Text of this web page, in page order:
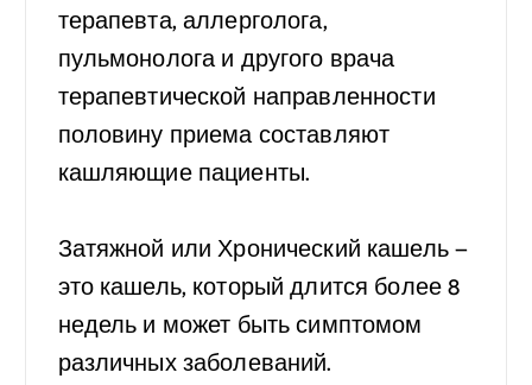
терапевта, аллерголога,
пульмонолога и другого врача
терапевтической направленности
половину приема составляют
кашляющие пациенты.
Затяжной или Хронический кашель —
это кашель, который длится более 8
недель и может быть симптомом
различных заболеваний.